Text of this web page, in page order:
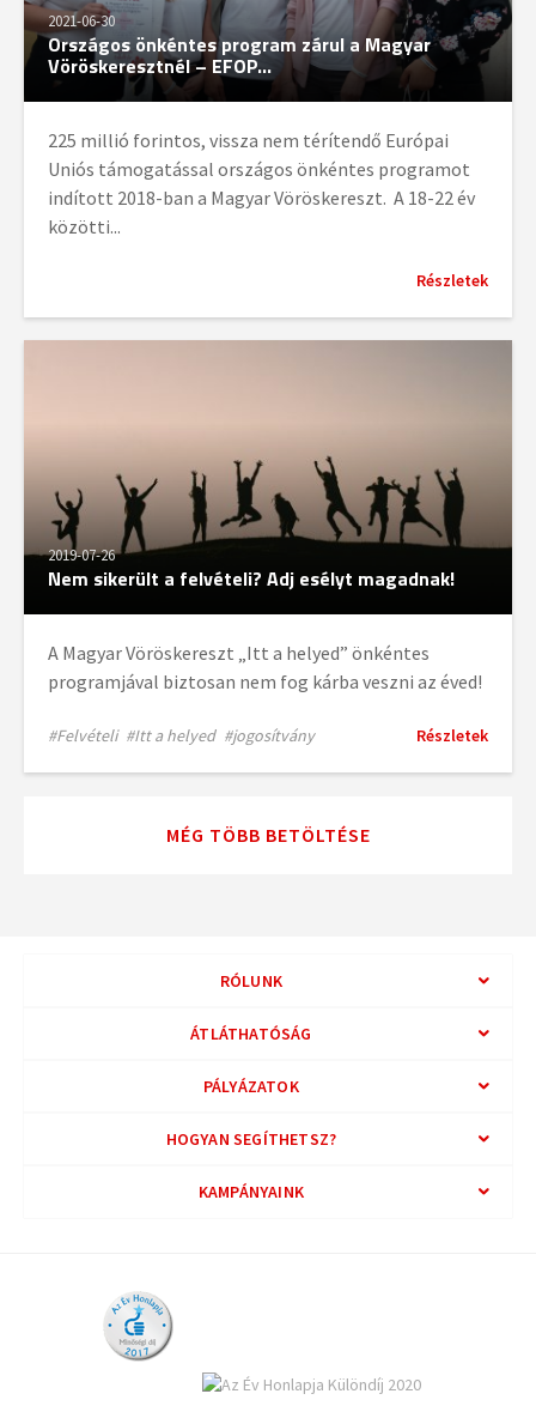
2021-06-30
Országos önkéntes program zárul a Magyar
Vöröskeresztnél – EFOP...
225 millió forintos, vissza nem térítendő Európai
Uniós támogatással országos önkéntes programot
indított 2018-ban a Magyar Vöröskereszt. A 18-22 év
közötti...
Részletek
2019-07-26
Nem sikerült a felvételi? Adj esélyt magadnak!
A Magyar Vöröskereszt „Itt a helyed” önkéntes
programjával biztosan nem fog kárba veszni az éved!
#Felvételi #Itt a helyed #jogosítvány Részletek
MÉG TÖBB BETÖLTÉSE
RÓLUNK
ÁTLÁTHATÓSÁG
PÁLYÁZATOK
HOGYAN SEGÍTHETSZ?
KAMPÁNYAINK